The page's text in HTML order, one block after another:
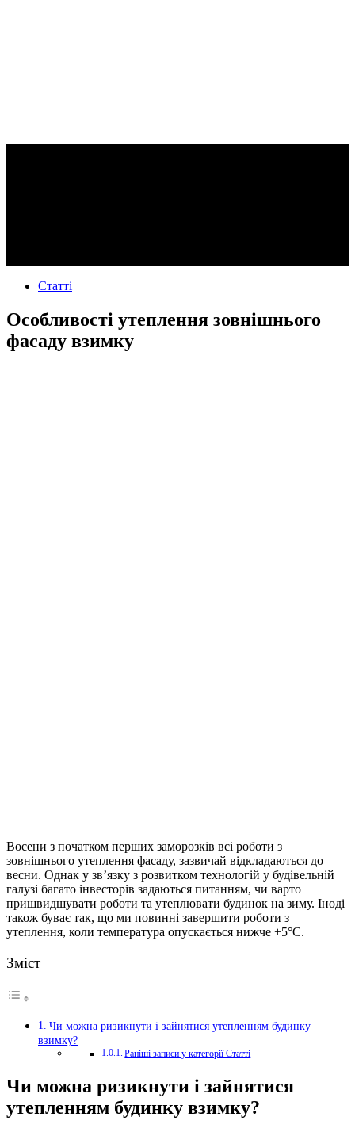
Статті
Особливості утеплення зовнішнього
фасаду взимку
Восени з початком перших заморозків всі роботи з
зовнішнього утеплення фасаду, зазвичай відкладаються до
весни. Однак у зв’язку з розвитком технологій у будівельній
галузі багато інвесторів задаються питанням, чи варто
пришвидшувати роботи та утеплювати будинок на зиму. Іноді
також буває так, що ми повинні завершити роботи з
утеплення, коли температура опускається нижче +5°C.
Зміст
Чи можна ризикнути і зайнятися утепленням будинку
взимку?
Раніші записи у категорії Статті
Чи можна ризикнути і зайнятися
утепленням будинку взимку?